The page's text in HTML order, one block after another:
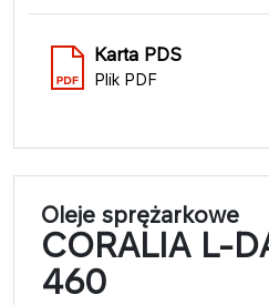
Karta PDS
Plik PDF
Oleje sprężarkowe
CORALIA L-
460